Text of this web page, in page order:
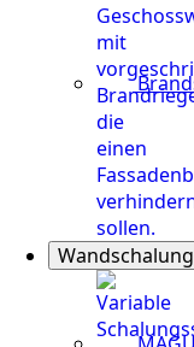
Wandschalung